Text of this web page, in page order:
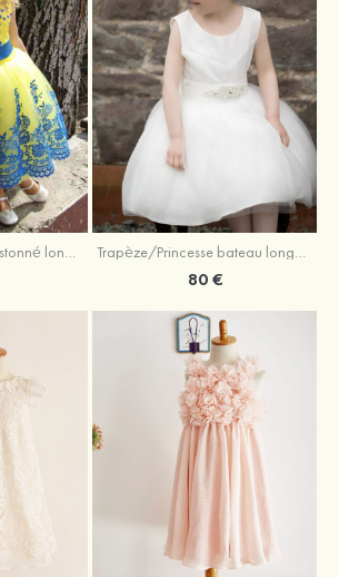
Robe marquise col festonné longueur mollet tulle robe de fille de fleur avec appliqué Trapèze/Princesse bateau longueur genou tulle robe de fille de fleur avec perle ceinture
80 €